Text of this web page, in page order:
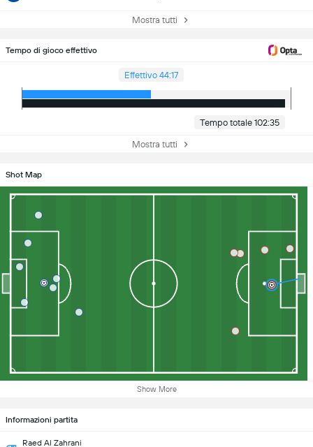
Mostra tutti
Tempo di gioco effettivo
Effettivo 44:17
Tempo totale 102:35
Mostra tutti
Shot Map
Show More
Informazioni partita
Raed Al Zahrani